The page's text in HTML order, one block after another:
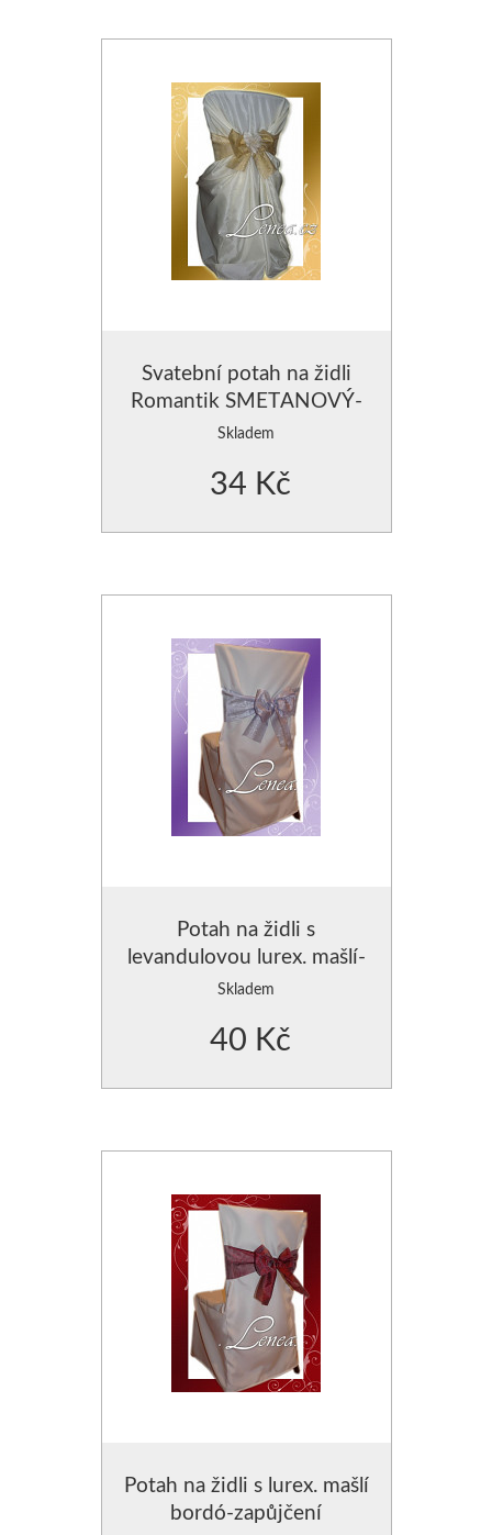
Svatební potah na židli
Romantik SMETANOVÝ-
zapůjčení
Skladem
34 Kč
Potah na židli s
levandulovou lurex. mašlí-
zapůjčení
Skladem
40 Kč
Potah na židli s lurex. mašlí
bordó-zapůjčení